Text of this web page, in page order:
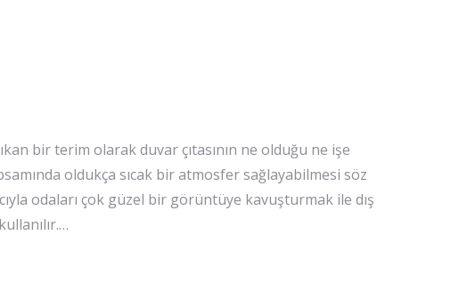
bir terim olarak duvar çıtasının ne olduğu ne işe
oldukça sıcak bir atmosfer sağlayabilmesi söz
odaları çok güzel bir görüntüye kavuşturmak ile dış